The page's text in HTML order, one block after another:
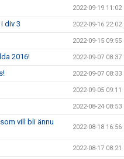
2022-09-19 11:02
div 3 2022-09-16 22:02
2022-09-15 09:55
2016! 2022-09-07 08:37
2022-09-07 08:33
2022-09-05 09:11
2022-08-24 08:53
vill bli ännu
2022-08-18 16:56
2022-08-17 08:21